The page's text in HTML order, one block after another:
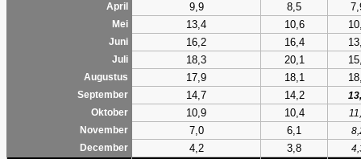
April 9,9 8,5
Mei 13,4 10,6
Juni 16,2 16,4
Juli 18,3 20,1
Augustus 17,9 18,1
September 14,7 14,2
Oktober
10,9 10,4
November
7,0 6,1
December
4,2 3,8